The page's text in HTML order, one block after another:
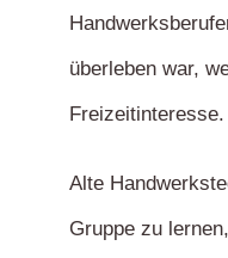
überleben war,
Freizeitinteresse.
Alte
Gruppe zu